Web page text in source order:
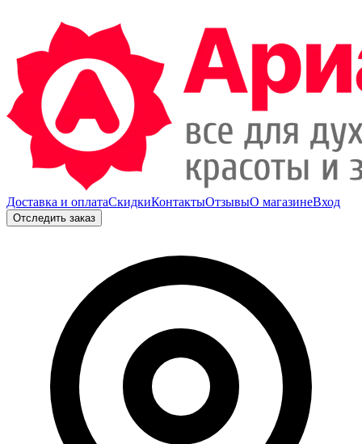
Доставка и оплатаСкидкиКонтактыОтзывыО магазинеВход
Отследить заказ